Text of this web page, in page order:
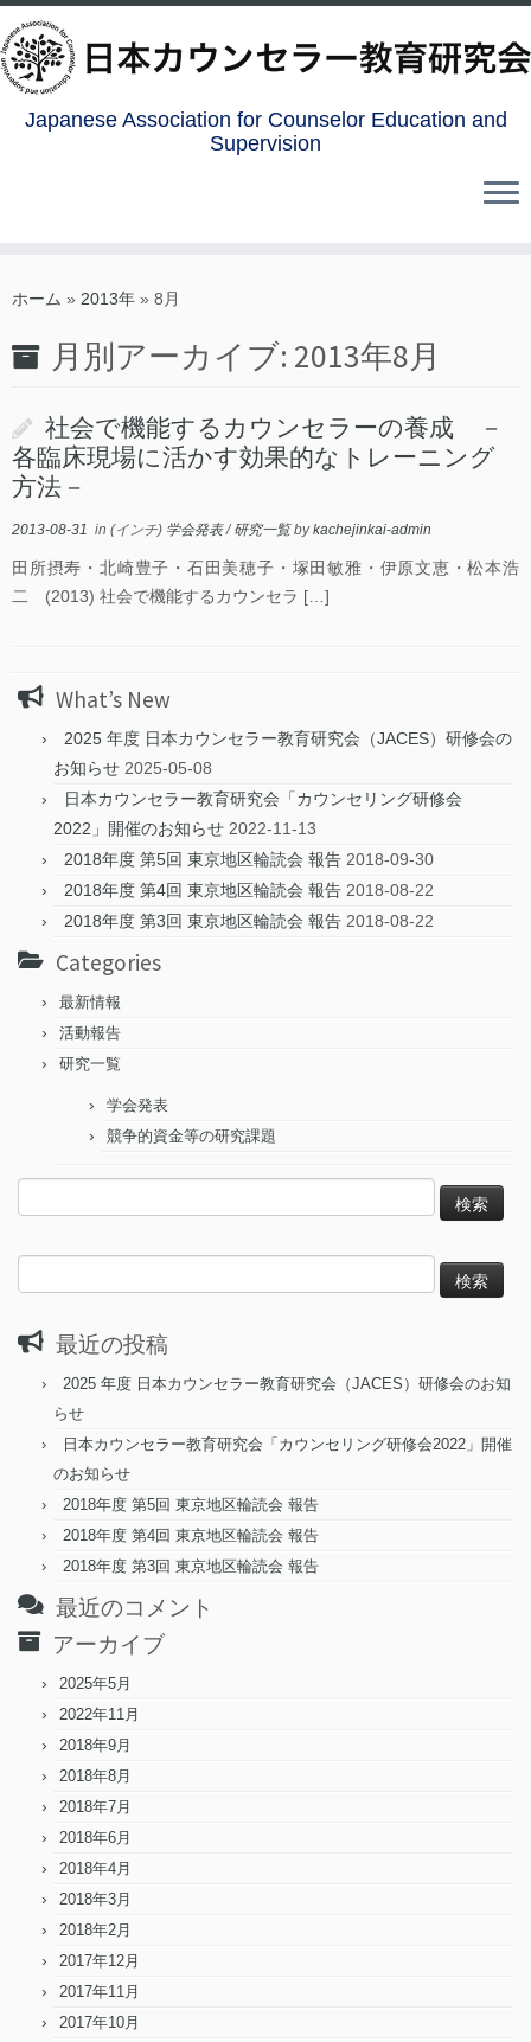
ン
ン
ス
キ
ッ
プ
Japanese Association for Counselor Education and
Supervision
ホーム » 2013年 » 8月
月別アーカイブ: 2013年8月
社会で機能するカウンセラーの養成 －
各臨床現場に活かす効果的なトレーニング
方法－
2013-08-31 in (インチ) 学会発表/ 研究一覧bykachejinkai-admin
田所摂寿・北崎豊子・石田美穂子・塚田敏雅・伊原文恵・松本浩
二 (2013) 社会で機能するカウンセラ […]
What’s New
2025 年度 日本カウンセラー教育研究会（JACES）研修会の
お知らせ 2025-05-08
日本カウンセラー教育研究会「カウンセリング研修会
2022」開催のお知らせ 2022-11-13
2018年度 第5回 東京地区輪読会 報告 2018-09-30
2018年度 第4回 東京地区輪読会 報告 2018-08-22
2018年度 第3回 東京地区輪読会 報告 2018-08-22
Categories
最新情報
活動報告
研究一覧
学会発表
競争的資金等の研究課題
索:
索:
最近の投稿
2025 年度 日本カウンセラー教育研究会（JACES）研修会のお知
らせ
日本カウンセラー教育研究会「カウンセリング研修会2022」開催
のお知らせ
2018年度 第5回 東京地区輪読会 報告
2018年度 第4回 東京地区輪読会 報告
2018年度 第3回 東京地区輪読会 報告
最近のコメント
アーカイブ
2025年5月
2022年11月
2018年9月
2018年8月
2018年7月
2018年6月
2018年4月
2018年3月
2018年2月
2017年12月
2017年11月
2017年10月